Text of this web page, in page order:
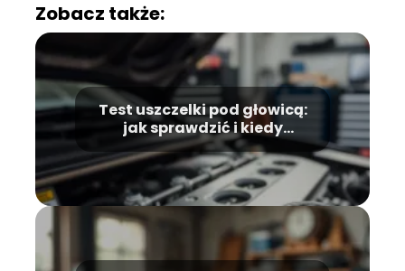
Zobacz także:
Test uszczelki pod głowicą:
jak sprawdzić i kiedy
wykonać?